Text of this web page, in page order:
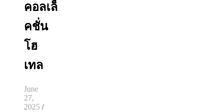
คอลเล็
คชั่น
โฮ
เทล
June
27,
2025 /